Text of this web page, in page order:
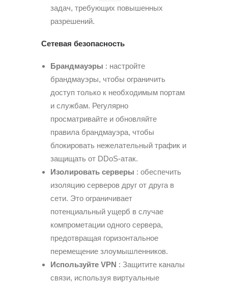
задач, требующих повышенных
разрешений.
Сетевая безопасность
Брандмауэры : настройте
брандмауэры, чтобы ограничить
доступ только к необходимым портам
и службам. Регулярно
просматривайте и обновляйте
правила брандмауэра, чтобы
блокировать нежелательный трафик и
защищать от DDoS-атак.
Изолировать серверы : обеспечить
изоляцию серверов друг от друга в
сети. Это ограничивает
потенциальный ущерб в случае
компрометации одного сервера,
предотвращая горизонтальное
перемещение злоумышленников.
Используйте VPN : Защитите каналы
связи, используя виртуальные